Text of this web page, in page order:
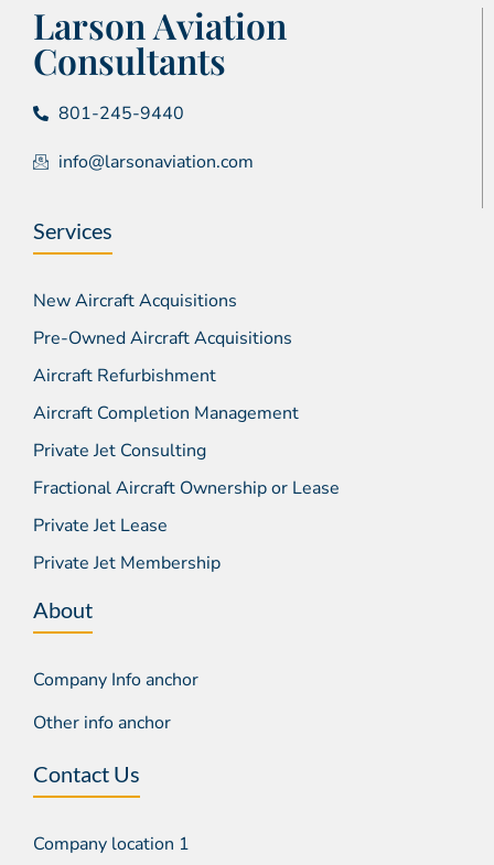
Larson Aviation
Consultants
801-245-9440
info@larsonaviation.com
Services
New Aircraft Acquisitions
Pre-Owned Aircraft Acquisitions
Aircraft Refurbishment
Aircraft Completion Management
Private Jet Consulting
Fractional Aircraft Ownership or Lease
Private Jet Lease
Private Jet Membership
About
Company Info anchor
Other info anchor
Contact Us
Company location 1